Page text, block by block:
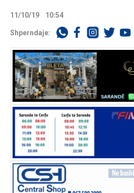
11/10/19 10:54
Shperndaje: